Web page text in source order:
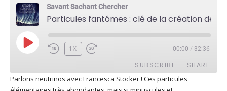
Savant Sachant Chercher
PLAY
EPISODE
1X 00:00 / 32:36
SUBSCRIBE SHARE
Parlons neutrinos avec Francesca Stocker ! Ces particules